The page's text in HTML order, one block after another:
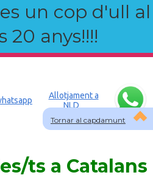
un cop d'ull al
20 anys!!!!
Tornar al capdamunt
Allotjament a
NLD
ts a Catalans